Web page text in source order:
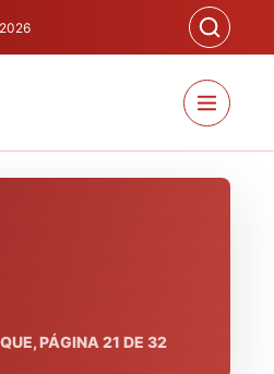
PÁGINA 21 DE 32